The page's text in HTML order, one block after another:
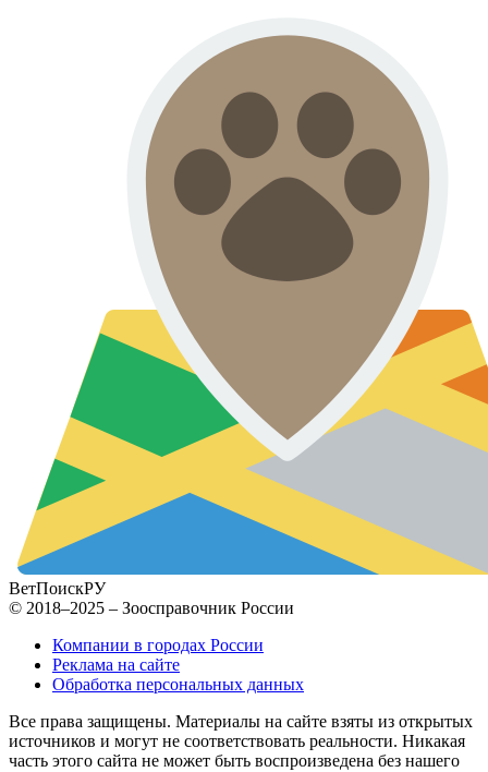
ВетПоискРУ
© 2018–2025 – Зоосправочник России
Компании в городах России
Реклама на сайте
Обработка персональных данных
Все права защищены. Материалы на сайте взяты из открытых
источников и могут не соответствовать реальности. Никакая
часть этого сайта не может быть воспроизведена без нашего